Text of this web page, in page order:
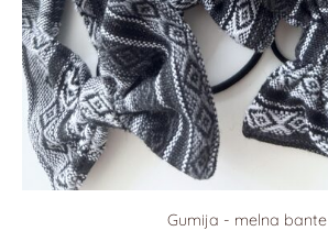
Gumija - melna bante